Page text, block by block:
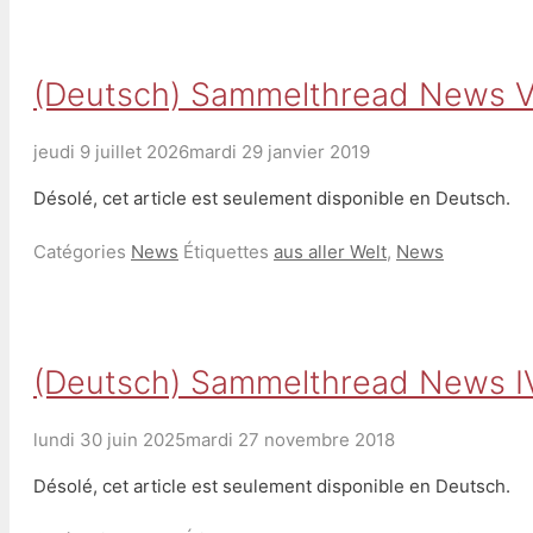
(Deutsch) Sammelthread News
jeudi 9 juillet 2026mardi 29 janvier 2019
Désolé, cet article est seulement disponible en Deutsch.
Catégories News Étiquettes aus aller Welt, News
(Deutsch) Sammelthread News
lundi 30 juin 2025mardi 27 novembre 2018
Désolé, cet article est seulement disponible en Deutsch.